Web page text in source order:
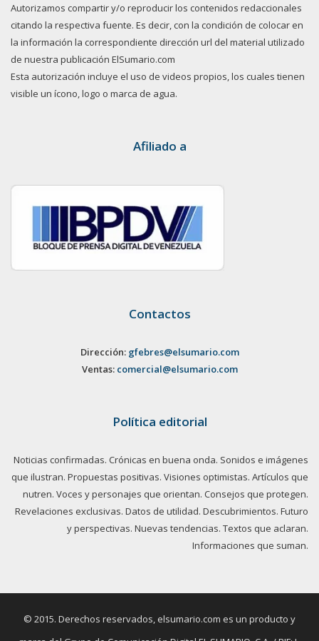
Autorizamos compartir y/o reproducir los contenidos redaccionales
citando la respectiva fuente. Es decir, con la condición de colocar en
la información la correspondiente dirección url del material utilizado
de nuestra publicación ElSumario.com
Esta autorización incluye el uso de videos propios, los cuales tienen
visible un ícono, logo o marca de agua.
Afiliado a
Contactos
Dirección: gfebres@elsumario.com
Ventas: comercial@elsumario.com
Política editorial
Noticias confirmadas. Crónicas en buena onda. Sonidos e imágenes
que ilustran. Propuestas positivas. Visiones optimistas. Artículos que
nutren. Voces y personajes que orientan. Consejos que protegen.
Revelaciones exclusivas. Datos de utilidad. Descubrimientos. Futuro
y perspectivas. Nuevas tendencias. Textos que aclaran.
Informaciones que suman.
© 2015. Derechos reservados, elsumario.com es un producto y